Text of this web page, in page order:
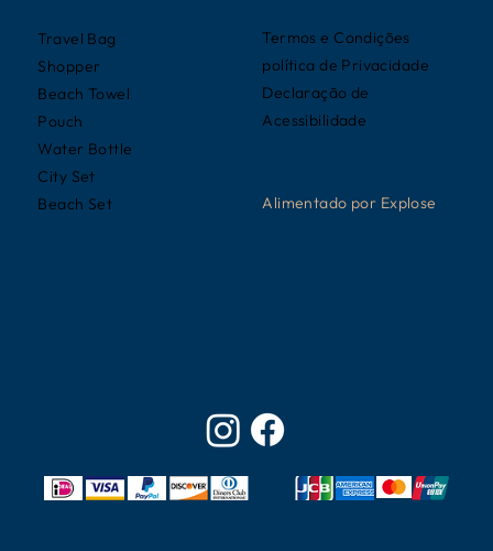
Travel Bag
Shopper
Beach Towel
Pouch
Water Bottle
City Set
Beach Set
Termos e Condições
política de Privacidade
Declaração de
Acessibilidade
Alimentado por Explose